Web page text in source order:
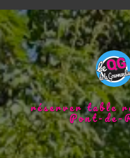
réserver table
Pont-de-